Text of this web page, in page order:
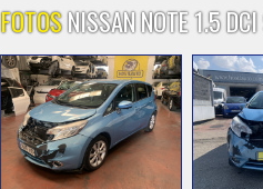
FOTOSNISSAN NOTE 1.5